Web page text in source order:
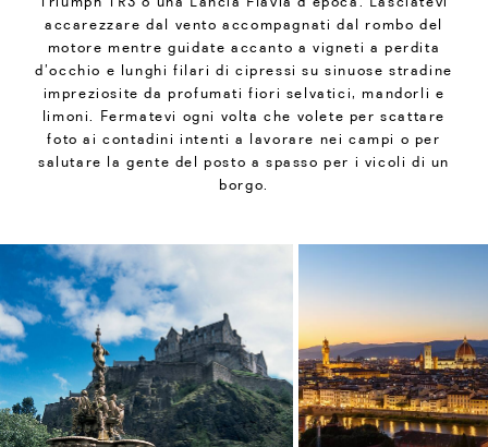
accarezzare dal vento accompagnati dal rombo del
motore mentre guidate accanto a vigneti a perdita
d’occhio e lunghi filari di cipressi su sinuose stradine
impreziosite da profumati fiori selvatici, mandorli e
limoni. Fermatevi ogni volta che volete per scattare
foto ai contadini intenti a lavorare nei campi o per
salutare la gente del posto a spasso per i vicoli di un
borgo.